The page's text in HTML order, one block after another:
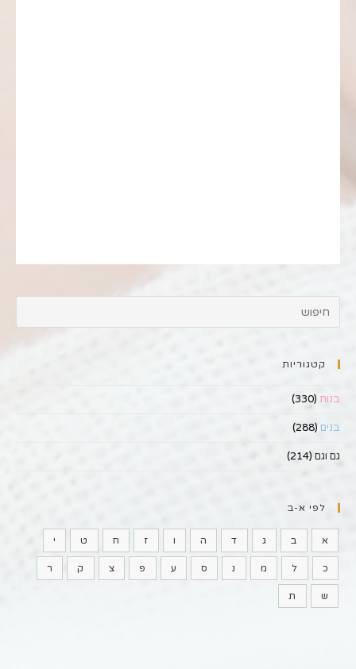
קטגוריות
בנות (330)
בנים (288)
גם וגם (214)
לפי א-ב
א ב ג ד ה ו ז ח ט י
כ ל מ נ ס ע פ צ ק ר
ש ת